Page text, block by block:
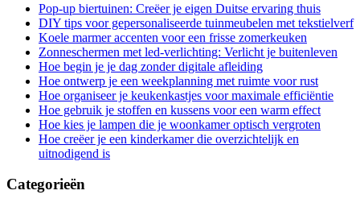
Pop-up biertuinen: Creëer je eigen Duitse ervaring thuis
DIY tips voor gepersonaliseerde tuinmeubelen met tekstielverf
Koele marmer accenten voor een frisse zomerkeuken
Zonneschermen met led-verlichting: Verlicht je buitenleven
Hoe begin je je dag zonder digitale afleiding
Hoe ontwerp je een weekplanning met ruimte voor rust
Hoe organiseer je keukenkastjes voor maximale efficiëntie
Hoe gebruik je stoffen en kussens voor een warm effect
Hoe kies je lampen die je woonkamer optisch vergroten
Hoe creëer je een kinderkamer die overzichtelijk en
uitnodigend is
Categorieën